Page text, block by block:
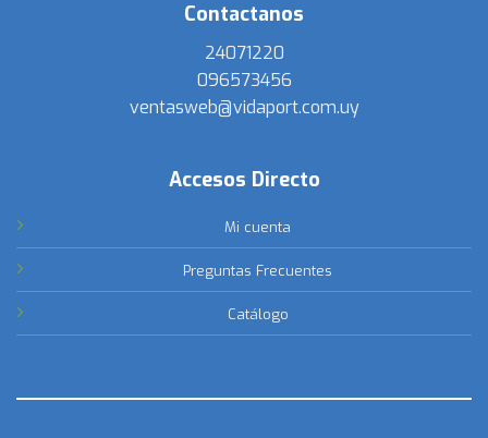
Contactanos
24071220
096573456
ventasweb@vidaport.com.uy
Accesos Directo
Mi cuenta
Preguntas Frecuentes
Catálogo